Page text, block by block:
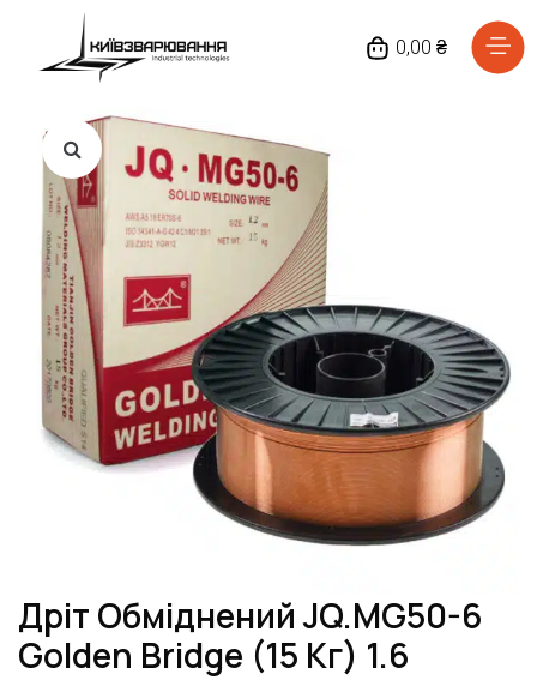
0,00 ₴
Дріт Обміднений JQ.MG50-6
Golden Bridge (15 Кг) 1.6
Головна
Каталог товарів
Відгуки
Про нас
Доставка та оплата
Повернення та обмін